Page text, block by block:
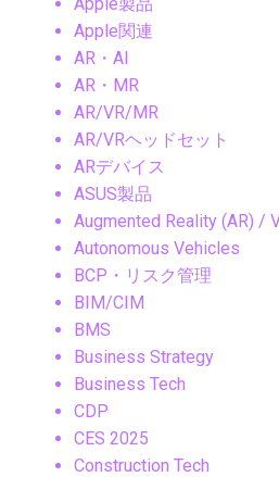
Apple関連
AR・AI
AR・MR
AR/VR/MR
AR/VRヘッドセット
ARデバイス
ASUS製品
Augmented Reality (AR) /
Autonomous Vehicles
BCP・リスク管理
BIM/CIM
BMS
Business Strategy
Business Tech
CDP
CES 2025
Construction Tech